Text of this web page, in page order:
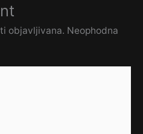
objavljivana. Neophodna